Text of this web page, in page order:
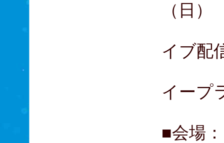
（日）
イブ配
イープ
■会場